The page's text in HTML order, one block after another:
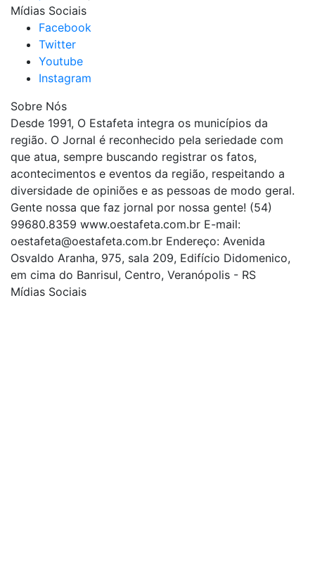
Mídias Sociais
Facebook
Twitter
Youtube
Instagram
Sobre Nós
Desde 1991, O Estafeta integra os municípios da
região. O Jornal é reconhecido pela seriedade com
que atua, sempre buscando registrar os fatos,
acontecimentos e eventos da região, respeitando a
diversidade de opiniões e as pessoas de modo geral.
Gente nossa que faz jornal por nossa gente! (54)
99680.8359 www.oestafeta.com.br E-mail:
oestafeta@oestafeta.com.br Endereço: Avenida
Osvaldo Aranha, 975, sala 209, Edifício Didomenico,
em cima do Banrisul, Centro, Veranópolis - RS
Mídias Sociais